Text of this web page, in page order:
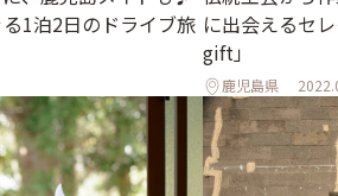
1泊2日のドライブ旅 に出会えるセ
gift」
鹿児島県